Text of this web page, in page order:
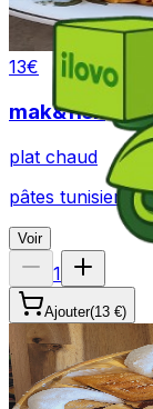
13€
mak&fish
plat chaud
pâtes
Voir
1
Ajouter(13 €)